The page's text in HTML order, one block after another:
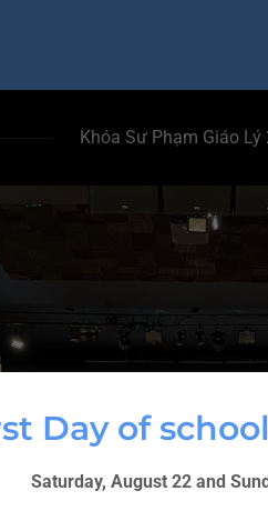
Khóa Sư Phạm Giáo Lý
Day of
Saturday, August 22 and